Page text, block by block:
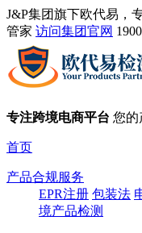
J&P集团旗下欧代易，
管家 访问集团官网
专注跨境电商平台 您的
首页
产品合规服务
EPR注册 包装法
境产品检测